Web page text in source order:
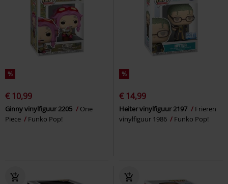
%
€ 10,99
Ginny vinylfiguur 2205
One
Piece
Funko Pop!
%
€ 14,99
Heiter vinylfiguur 2197
Frieren
vinylfiguur 1986
Funko Pop!